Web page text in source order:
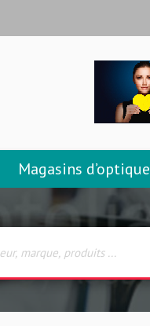
Magasins d’optique